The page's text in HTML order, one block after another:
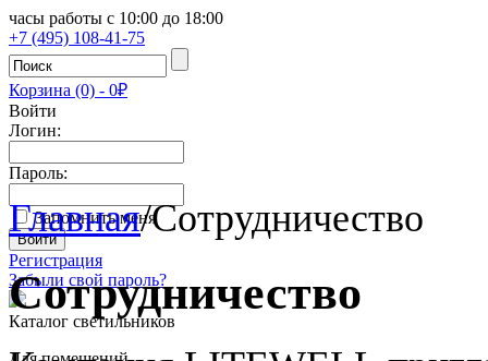
часы работы с 10:00 до 18:00
+7 (495) 108-41-75
Корзина (0) - 0₽
Войти
Логин:
Пароль:
Запомнить меня
Регистрация
Забыли свой пароль?
Каталог светильников
Главная/Сотрудничество
Сотрудничество